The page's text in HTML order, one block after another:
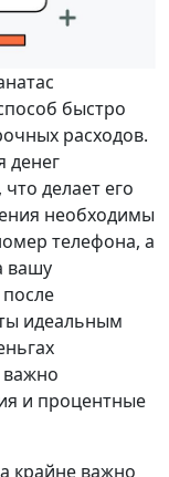
быстро
расходов.
денег
делает его
необходимы
телефона, а
вашу
идеальным
важно
и процентные
крайне важно